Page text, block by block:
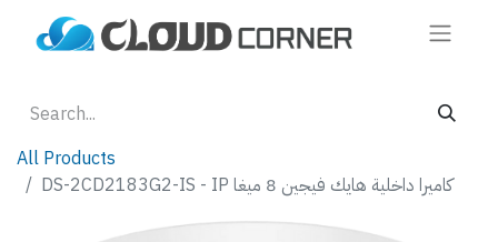
All Products
DS-2CD2183G2-IS - IP كاميرا داخلية هايك فيجين 8 ميغا